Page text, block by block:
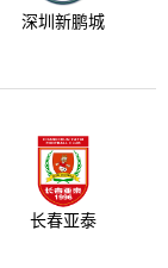
深圳新鹏城
长春亚泰